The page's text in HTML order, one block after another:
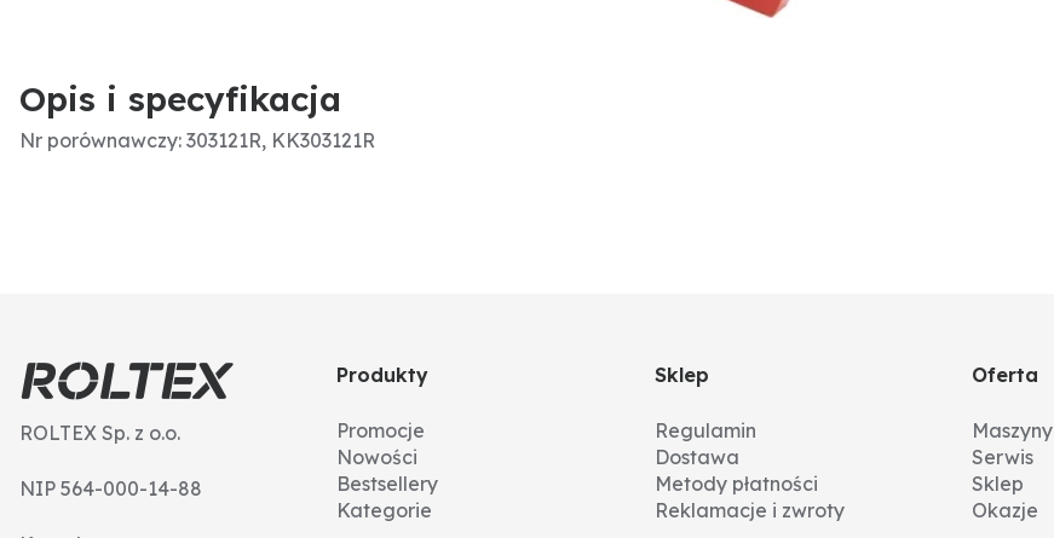
Opis i specyfikacja
Nr porównawczy: 303121R, KK303121R
ROLTEX Sp. z o.o.
NIP 564-000-14-88
Produkty
Promocje
Nowości
Bestsellery
Kategorie
Sklep
Regulamin
Dostawa
Metody płatności
Reklamacje i zwroty
Oferta
Maszyny
Serwis
Sklep
Okazje